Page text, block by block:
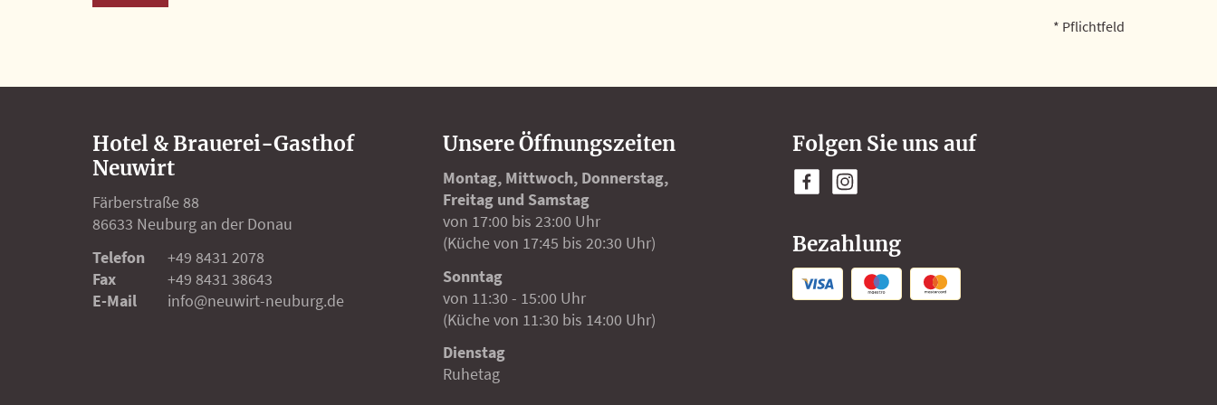
* Pflichtfeld
Hotel & Brauerei-Gasthof
Neuwirt
Färberstraße 88
86633 Neuburg an der Donau
Telefon
+49 8431 2078
Fax
+49 8431 38643
E-Mail
info@neuwirt-neuburg.de
Unsere Öffnungszeiten
Montag, Mittwoch, Donnerstag,
Freitag und Samstag
von 17:00 bis 23:00 Uhr
(Küche von 17:45 bis 20:30 Uhr)
Sonntag
von 11:30 - 15:00 Uhr
(Küche von 11:30 bis 14:00 Uhr)
Dienstag
Ruhetag
Folgen Sie uns auf
Bezahlung